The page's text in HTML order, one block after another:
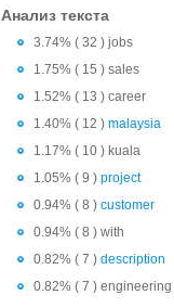
Анализ текста
3.74% ( 32 ) jobs
1.75% ( 15 ) sales
1.52% ( 13 ) career
1.40% ( 12 )malaysia
1.17% ( 10 ) kuala
1.05% ( 9 )project
0.94% ( 8 )customer
0.94% ( 8 ) with
0.82% ( 7 )description
0.82% ( 7 ) engineering